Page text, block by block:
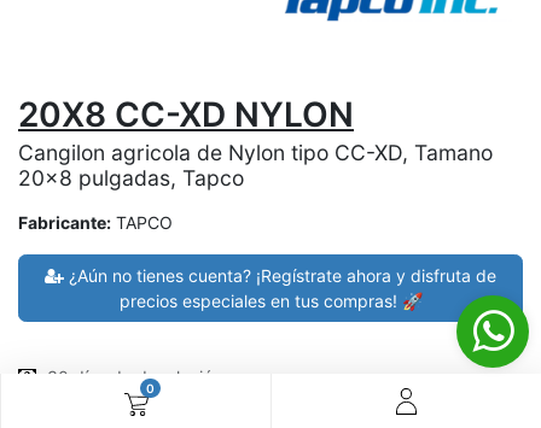
0
20X8 CC-XD NYLON
Cangilon agricola de Nylon tipo CC-XD, Tamano
20x8 pulgadas, Tapco
Fabricante: TAPCO
¿Aún no tienes cuenta? ¡Regístrate ahora y disfruta de
precios especiales en tus compras! 🚀
30 días de devolución
devoluciones en 7 días